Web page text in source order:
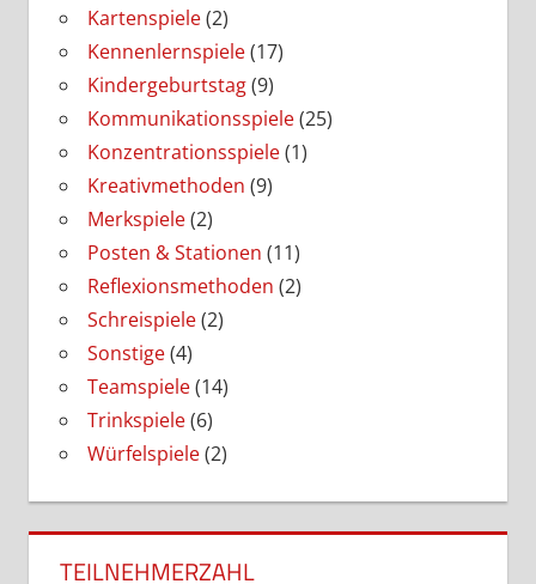
Kartenspiele(2)
Kennenlernspiele(17)
Kindergeburtstag(9)
Kommunikationsspiele(25)
Konzentrationsspiele(1)
Kreativmethoden (9)
Merkspiele(2)
Posten & Stationen (11)
Reflexionsmethoden (2)
Schreispiele(2)
Sonstige(4)
Teamspiele(14)
Trinkspiele(6)
Würfelspiele(2)
TEILNEHMERZAHL